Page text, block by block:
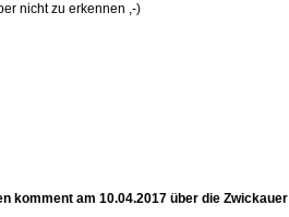
nicht zu erkennen ,-)
komment am 10.04.2017 über die Zwickauer